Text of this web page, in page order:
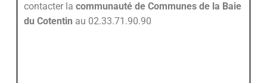
contacter la communauté de Communes de la Baie
du Cotentin au 02.33.71.90.90